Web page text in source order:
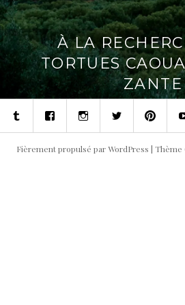
À LA
TORTUES
ZANTE
TumblrFacebookInstagramTwitter
Fièrement propulsé par WordPress | Thème